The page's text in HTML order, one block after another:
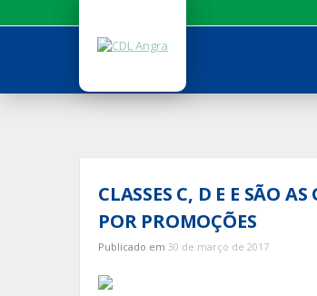
para
CLASSES C, D E E SÃO
POR PROMOÇÕES
Publicado em 30 de março de 2017